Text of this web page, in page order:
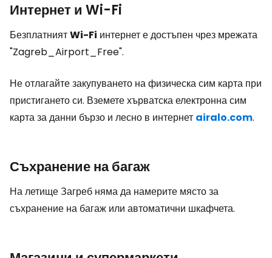
Интернет и Wi-Fi
БезплатниятWi-Fi интернет е достъпен чрез мрежата
"Zagreb_Airport_Free".
Не отлагайте закупуването на физическа сим карта при
пристигането си. Вземете хърватска електронна сим
карта за данни бързо и лесно в интернет airalo.com.
Съхранение на багаж
На летище Загреб няма да намерите място за
съхранение на багаж или автоматични шкафчета.